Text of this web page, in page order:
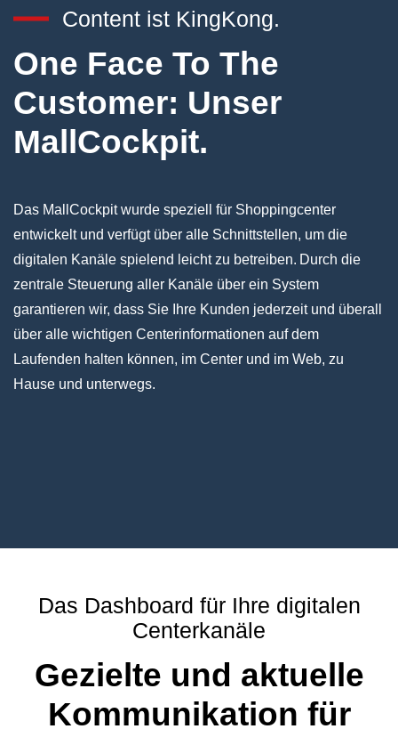
Content ist KingKong.
One Face To The
Customer: Unser
MallCockpit.
Das MallCockpit wurde speziell für Shoppingcenter
entwickelt und verfügt über alle Schnittstellen, um die
digitalen Kanäle spielend leicht zu betreiben. Durch die
zentrale Steuerung aller Kanäle über ein System
garantieren wir, dass Sie Ihre Kunden jederzeit und überall
über alle wichtigen Centerinformationen auf dem
Laufenden halten können, im Center und im Web, zu
Hause und unterwegs.
Das Dashboard für Ihre digitalen
Centerkanäle
Gezielte und aktuelle
Kommunikation für